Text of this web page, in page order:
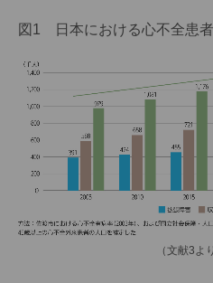
図1 日本における心不全患
（文献3よ